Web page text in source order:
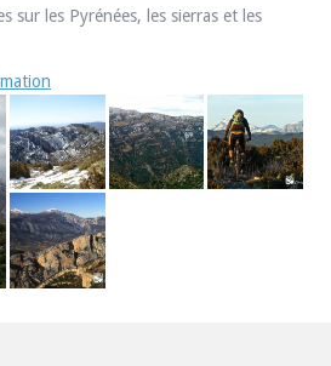
sur les Pyrénées, les sierras et les